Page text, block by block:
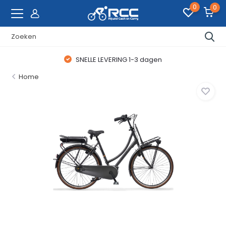
0 0
SNELLE LEVERING 1-3 dagen
Home